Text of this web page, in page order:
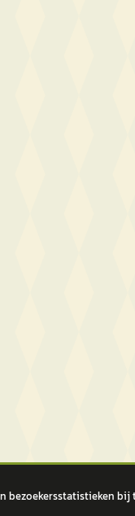
bezoekersstatistieken bij